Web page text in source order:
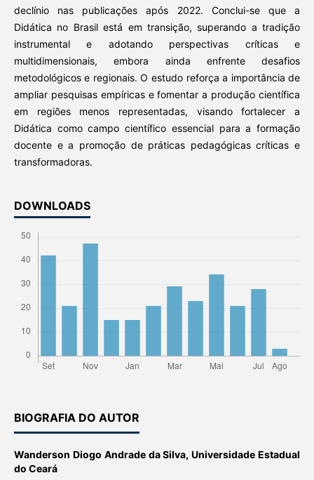
declínio nas publicações após 2022. Conclui-se que a
Didática no Brasil está em transição, superando a tradição
instrumental e adotando perspectivas críticas e
multidimensionais, embora ainda enfrente desafios
metodológicos e regionais. O estudo reforça a importância de
ampliar pesquisas empíricas e fomentar a produção científica
em regiões menos representadas, visando fortalecer a
Didática como campo científico essencial para a formação
docente e a promoção de práticas pedagógicas críticas e
transformadoras.
DOWNLOADS
BIOGRAFIA DO AUTOR
Wanderson Diogo Andrade da Silva,Universidade Estadual
do Ceará